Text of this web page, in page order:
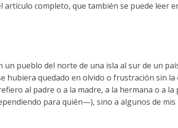
artículo completo, que también se puede leer
un pueblo del norte de una isla al sur de un
hubiera quedado en olvido o frustración sin
al padre o a la madre, a la hermana o a
para quién—), sino a algunos de